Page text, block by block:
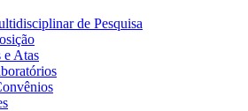
de Pesquisa
e Atas